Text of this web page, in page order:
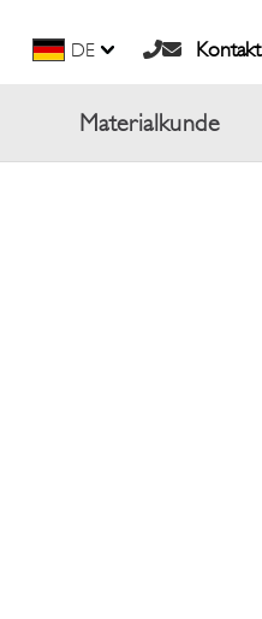
DE Kontakt
Materialkunde